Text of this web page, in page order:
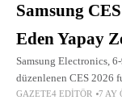
Samsung
Eden Yapay
Samsung Electronics,
düzenlenen CES 2026
GAZETE4 EDITÖR